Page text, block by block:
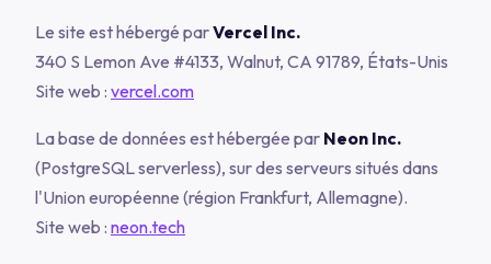
Le site est hébergé parVercel Inc.
340 S Lemon Ave #4133, Walnut, CA 91789, États-Unis
Site web : vercel.com
La base de données est hébergée par Neon Inc.
(PostgreSQL serverless), sur des serveurs situés dans
l'Union européenne (région Frankfurt, Allemagne).
Site web : neon.tech